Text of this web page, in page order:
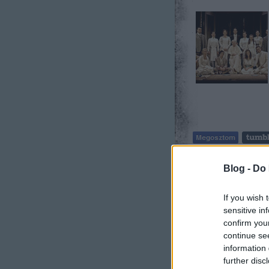
Blog -
If you wish
sensitive
confirm
continue
information
further
Szilgyo|Szólj
magyarországon
tovább